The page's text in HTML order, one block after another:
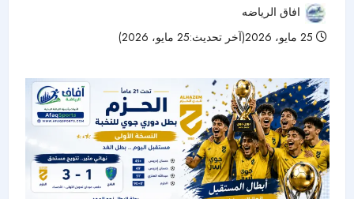
افاق الرياضه